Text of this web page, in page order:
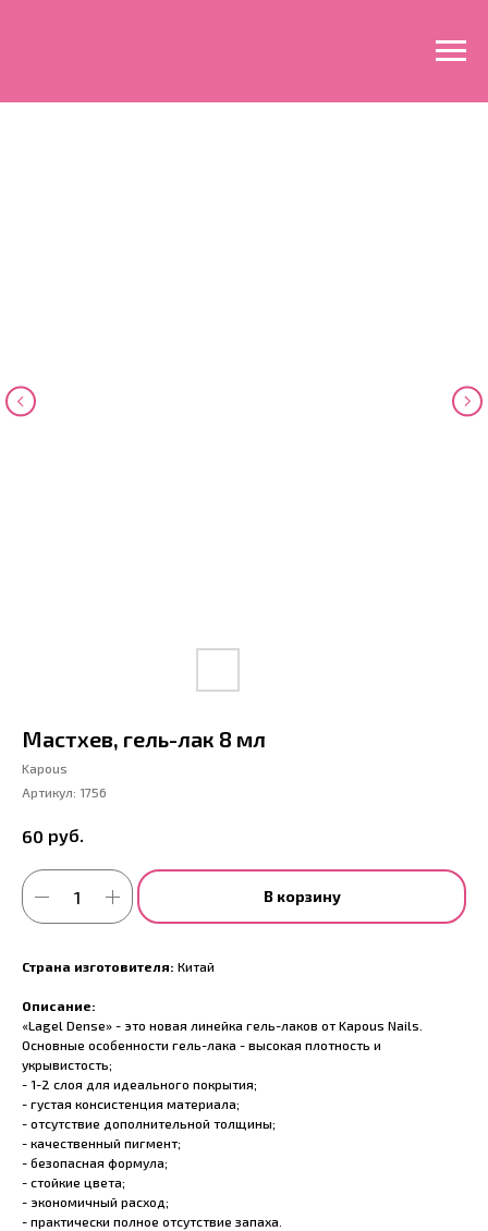
Мастхев, гель-лак 8 мл
Kapous
Артикул: 1756
60 руб.
В корзину
Страна изготовителя: Китай
Описание:
«Lagel Dense» - это новая линейка гель-лаков от Kapous Nails.
Основные особенности гель-лака - высокая плотность и
укрывистость;
- 1-2 слоя для идеального покрытия;
- густая консистенция материала;
- отсутствие дополнительной толщины;
- качественный пигмент;
- безопасная формула;
- стойкие цвета;
- экономичный расход;
- практически полное отсутствие запаха.